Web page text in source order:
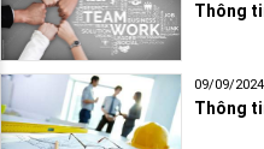
Thông
09/09/2024
Thông